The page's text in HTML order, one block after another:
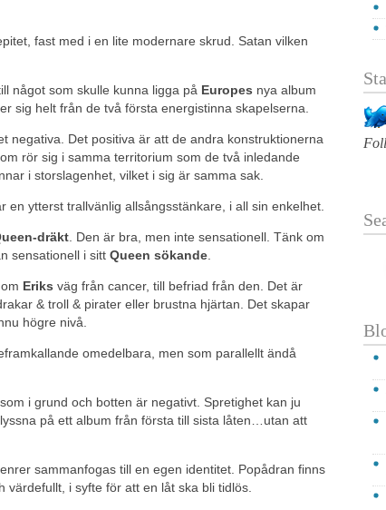
fast med i en lite modernare skrud. Satan vilken
något som skulle kunna ligga på Europes nya album
sig helt från de två första energistinna skapelserna.
negativa. Det positiva är att de andra konstruktionerna
rör sig i samma territorium som de två inledande
i storslagenhet, vilket i sig är samma sak.
en ytterst trallvänlig allsångsstänkare, i all sin enkelhet.
dräkt . Den är bra, men inte sensationell. Tänk om
sensationell i sitt Queen sökande
Eriks väg från cancer, till befriad från den. Det är
& troll & pirater eller brustna hjärtan. Det skapar
högre nivå.
omedelbara, men som parallellt ändå
i grund och botten är negativt. Spretighet kan ju
på ett album från första till sista låten…utan att
sammanfogas till en egen identitet. Popådran finns
i syfte för att en låt ska bli tidlös.